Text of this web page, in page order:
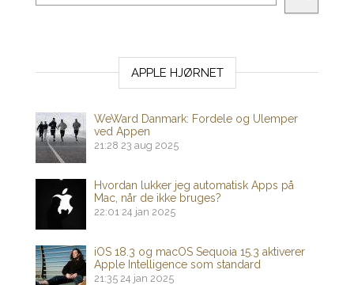
APPLE HJØRNET
WeWard Danmark: Fordele og Ulemper
ved Appen
21:28 23 aug 2025
Hvordan lukker jeg automatisk Apps på
Mac, når de ikke bruges?
22:01 24 jan 2025
iOS 18.3 og macOS Sequoia 15.3 aktiverer
Apple Intelligence som standard
21:35 24 jan 2025